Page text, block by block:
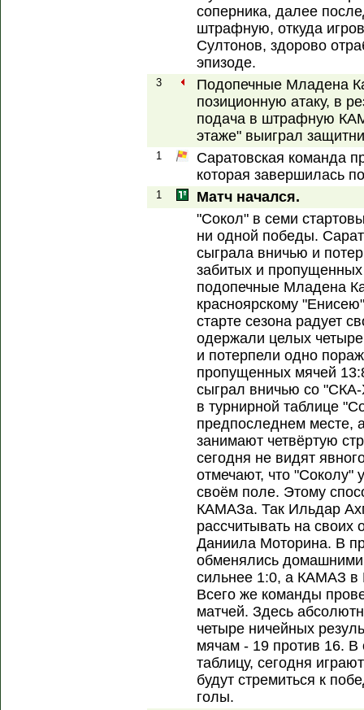
соперника, далее
штрафную, откуда
Султонов, здорово
эпизоде.
3
Подопечные Младена
позиционную атаку, в
подача в штрафную
этаже" выиграл
1
Саратовская команда
которая завершилась
1
Матч начался.
"Сокол" в семи
ни одной победы.
сыграла вничью и
забитых и
подопечные Младена
красноярскому
старте сезона радует
одержали целых
и потерпели одно
пропущенных мячей
сыграл вничью со "СКА-
в турнирной таблице
предпоследнем месте,
занимают четвёртую
сегодня не видят
отмечают, что "Соколу"
своём поле. Этому
КАМАЗа. Так Ильдар
рассчитывать на своих
Даниила Моторина. В
обменялись
сильнее 1:0, а КАМАЗ в
Всего же команды
матчей. Здесь
четыре ничейных
мячам - 19 против 16.
таблицу, сегодня
будут стремиться к
голы.